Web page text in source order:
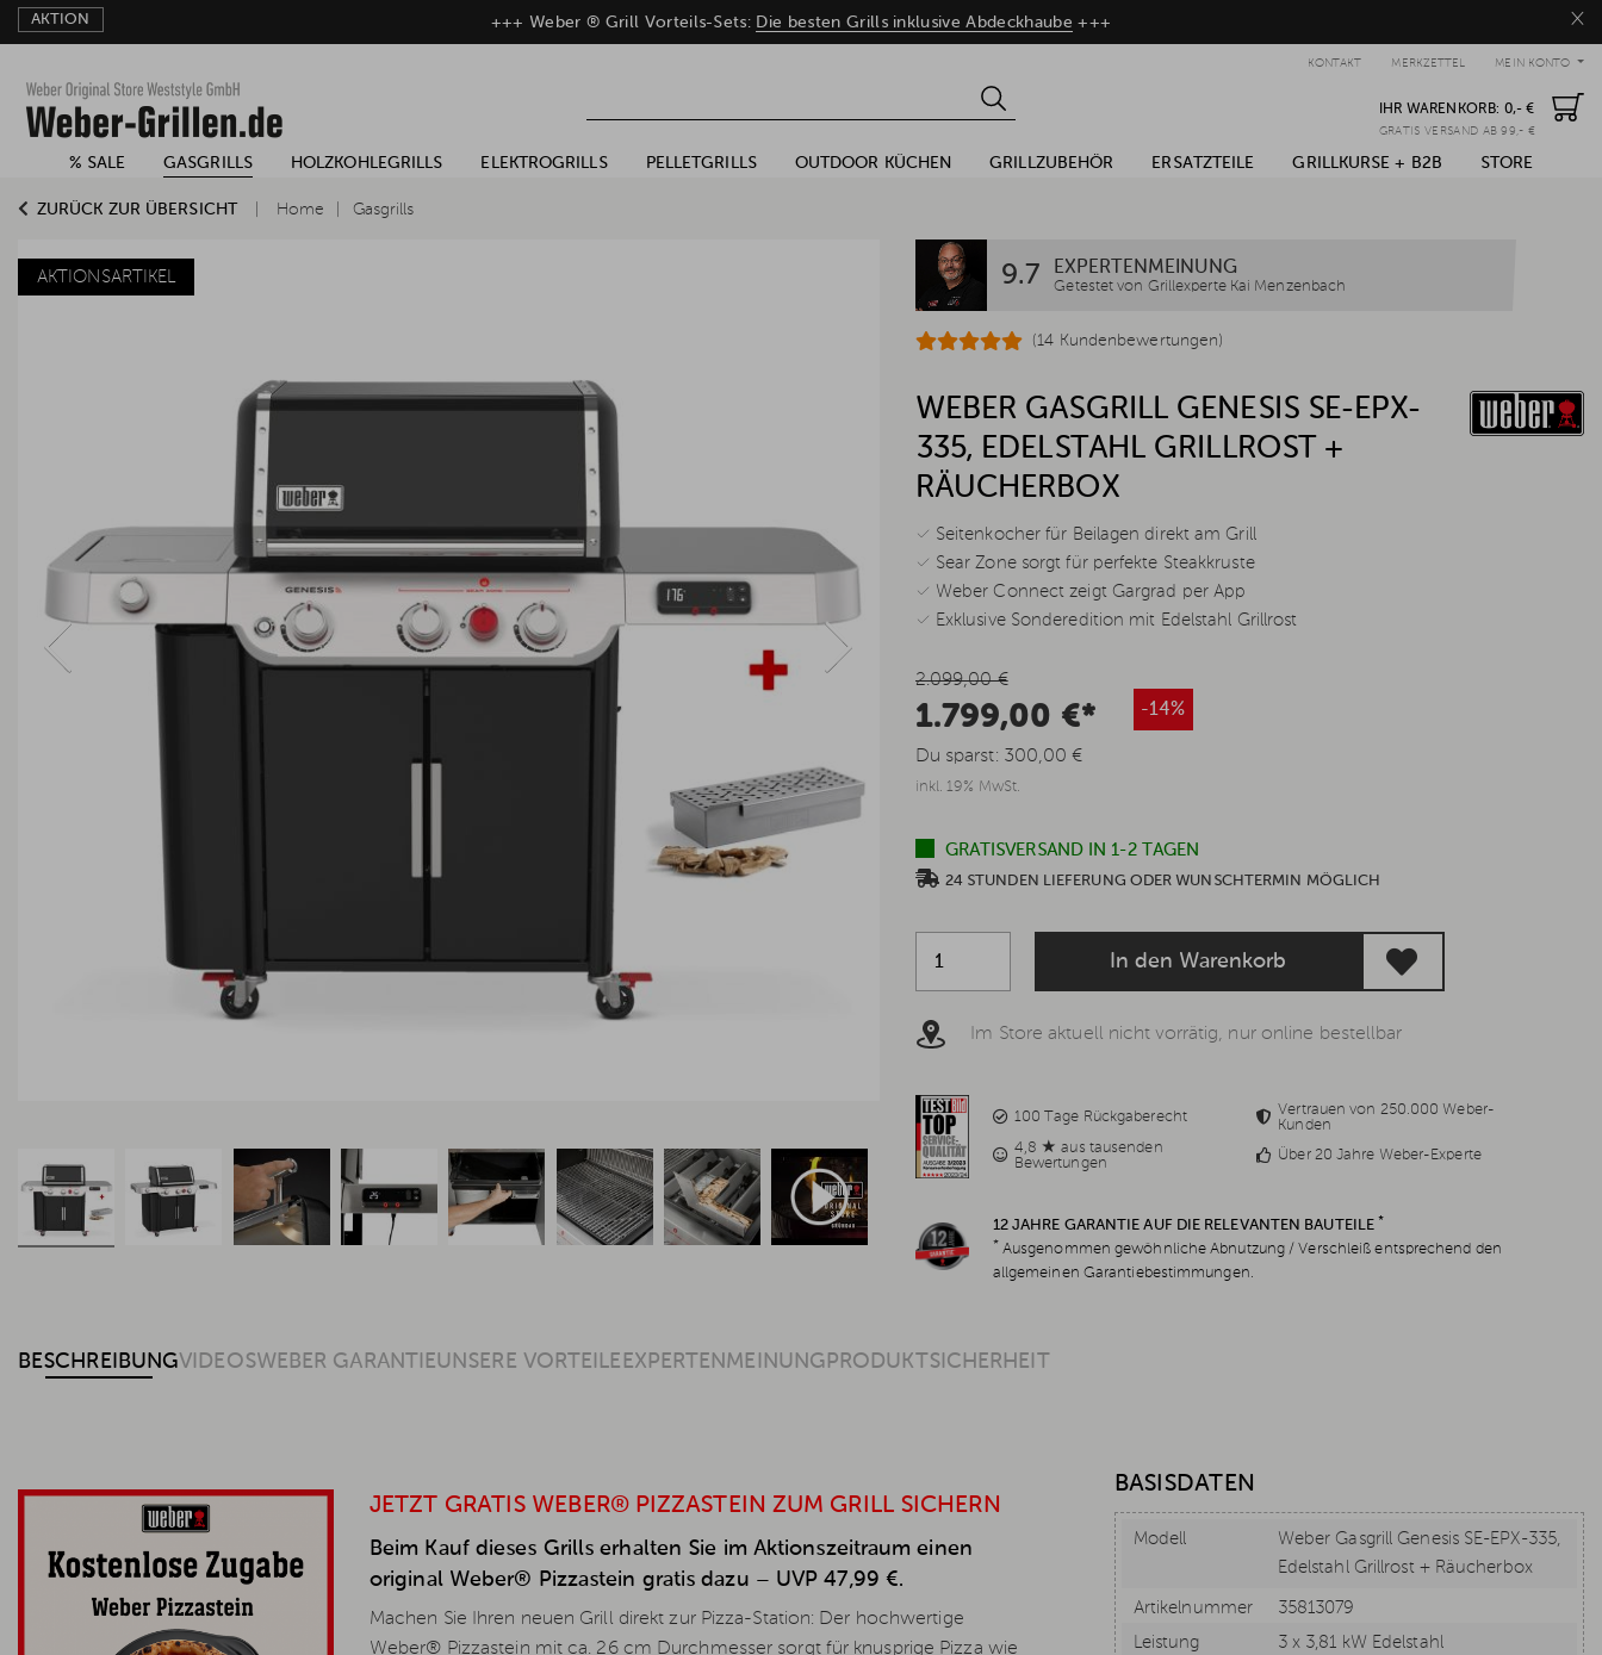
AKTION ×
+++ Weber ® Grill Vorteils-Sets: Die besten Grills inklusive Abdeckhaube +++
MEIN KONTO
MERKZETTEL
KONTAKT
IHR WARENKORB: 0,- €
GRATIS VERSAND AB 99,- €
% SALE GASGRILLS HOLZKOHLEGRILLS ELEKTROGRILLS PELLETGRILLS OUTDOOR KÜCHEN GRILLZUBEHÖR ERSATZTEILE GRILLKURSE + B2B STORE
ZURÜCK ZUR ÜBERSICHT Home Gasgrills
AKTIONSARTIKEL 9.7 EXPERTENMEINUNG
Getestet von Grillexperte Kai Menzenbach
(14 Kundenbewertungen)
WEBER GASGRILL GENESIS SE-EPX-
335, EDELSTAHL GRILLROST +
RÄUCHERBOX
✓ Seitenkocher für Beilagen direkt am Grill
✓ Sear Zone sorgt für perfekte Steakkruste
✓ Weber Connect zeigt Gargrad per App
✓ Exklusive Sonderedition mit Edelstahl Grillrost
2.099,00 €
1.799,00 €* -14%
Du sparst: 300,00 €
inkl. 19% MwSt.
GRATISVERSAND IN 1-2 TAGEN
24 STUNDEN LIEFERUNG ODER WUNSCHTERMIN MÖGLICH
In den Warenkorb
Im Store aktuell nicht vorrätig, nur online bestellbar
100 Tage Rückgaberecht
Vertrauen von 250.000 Weber-
Kunden
4,8 ★ aus tausenden
Bewertungen
Über 20 Jahre Weber-Experte
12 JAHRE GARANTIE AUF DIE RELEVANTEN BAUTEILE *
* Ausgenommen gewöhnliche Abnutzung / Verschleiß entsprechend den
allgemeinen Garantiebestimmungen.
BESCHREIBUNGVIDEOSWEBER GARANTIEUNSERE VORTEILE EXPERTENMEINUNG PRODUKTSICHERHEIT
JETZT GRATIS WEBER® PIZZASTEIN ZUM GRILL SICHERN
Beim Kauf dieses Grills erhalten Sie im Aktionszeitraum einen
original Weber® Pizzastein gratis dazu – UVP 47,99 €.
Machen Sie Ihren neuen Grill direkt zur Pizza-Station: Der hochwertige
Weber® Pizzastein mit ca. 26 cm Durchmesser sorgt für knusprige Pizza wie
BASISDATEN
Modell
Weber Gasgrill Genesis SE-EPX-335,
Edelstahl Grillrost + Räucherbox
Artikelnummer
35813079
Leistung
3 x 3,81 kW Edelstahl